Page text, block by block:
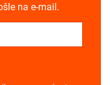
na e-mail.